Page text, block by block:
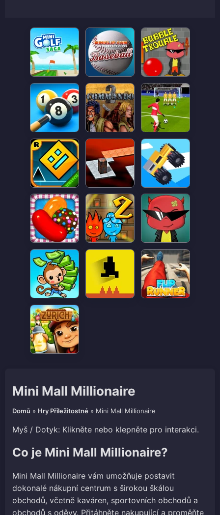
Mini Mall Millionaire
Domů » Hry Příležitostné » Mini Mall Millionaire
Myš / Dotyk: Klikněte nebo klepněte pro interakci.
Co je Mini Mall Millionaire?
Mini Mall Millionaire vám umožňuje postavit
dokonalé nákupní centrum s širokou škálou
obchodů, včetně kaváren, sportovních obchodů a
obchodů s oděvy. Přitáhněte nakupující a proměňte